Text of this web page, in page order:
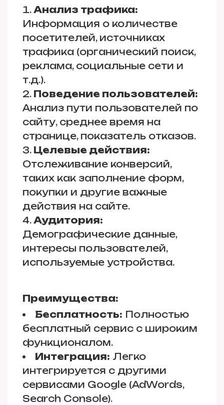
Анализ трафика:
Информация о количестве
посетителей, источниках
трафика (органический поиск,
реклама, социальные сети и
т.д.).
Поведение пользователей:
Анализ пути пользователей по
сайту, среднее время на
странице, показатель отказов.
Целевые действия:
Отслеживание конверсий,
таких как заполнение форм,
покупки и другие важные
действия на сайте.
Аудитория:
Демографические данные,
интересы пользователей,
используемые устройства.
Преимущества:
Бесплатность: Полностью
бесплатный сервис с широким
функционалом.
Интеграция: Легко
интегрируется с другими
сервисами Google (AdWords,
Search Console).